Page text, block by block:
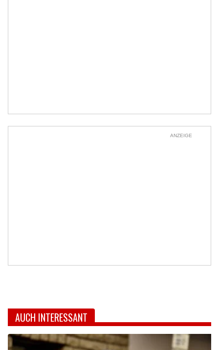
ANZEIGE
AUCH INTERESSANT